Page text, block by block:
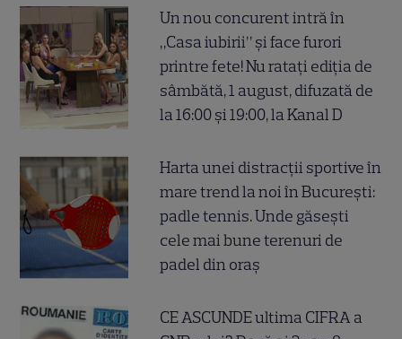
Un nou concurent intră în
„Casa iubirii” și face furori
printre fete! Nu ratați ediția de
sâmbătă, 1 august, difuzată de
la 16:00 și 19:00, la Kanal D
Harta unei distracții sportive în
mare trend la noi în București:
padle tennis. Unde găsești
cele mai bune terenuri de
padel din oraș
CE ASCUNDE ultima CIFRA a